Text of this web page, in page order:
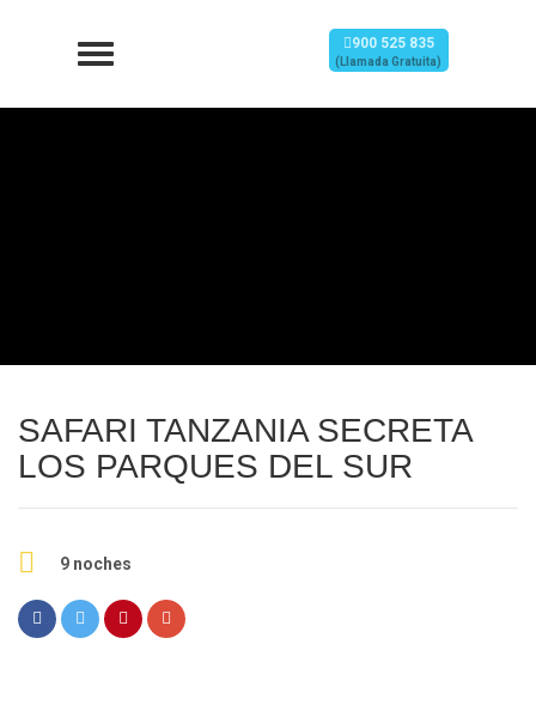
900 525 835
(Llamada Gratuita)
SAFARI TANZANIA SECRETA
LOS PARQUES DEL SUR
9 noches